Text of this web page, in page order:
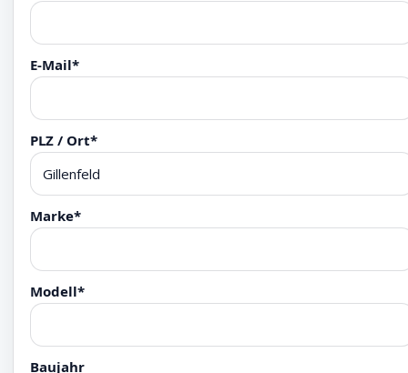
E-Mail*
PLZ / Ort*
Marke*
Modell*
Baujahr